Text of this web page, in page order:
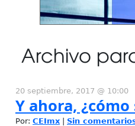
Archivo
20 septiembre, 2017 @ 10:00
Y ahora,
Por: CEImx Sin